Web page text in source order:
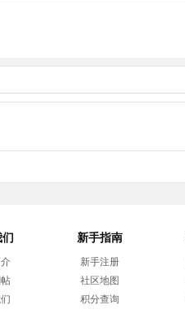
新手指南
新手注册
社区地图
积分查询